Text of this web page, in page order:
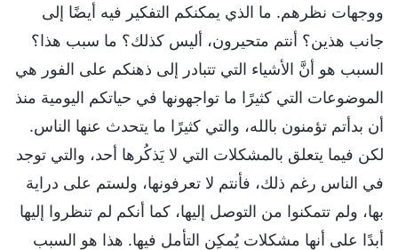
ووجهات نظرهم. ما الذي يمكنكم التفكير فيه أيضًا إلى
جانب هذين؟ أنتم متحيرون، أليس كذلك؟ ما سبب هذا؟
السبب هو أنَّ الأشياء التي تتبادر إلى ذهنكم على الفور هي
الموضوعات التي كثيرًا ما تواجهونها في حياتكم اليومية منذ
أن بدأتم تؤمنون بالله، والتي كثيرًا ما يتحدث عنها الناس.
لكن فيما يتعلق بالمشكلات التي لا يَذكُرها أحد، والتي توجد
في الناس رغم ذلك، فأنتم لا تعرفونها، ولستم على دراية
بها، ولم تتمكنوا من التوصل إليها، كما أنكم لم تنظروا إليها
أبدًا على أنها مشكلات يُمكِن التأمل فيها. هذا هو السبب